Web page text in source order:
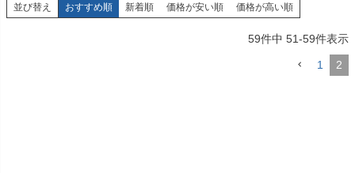
並び替え おすすめ順 新着順 価格が安い順 価格が高い順
59件中 51-59件表示
1 2